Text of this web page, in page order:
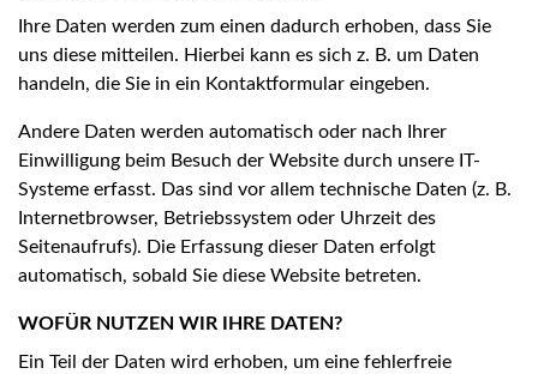
Ihre Daten werden zum einen dadurch erhoben, dass Sie
uns diese mitteilen. Hierbei kann es sich z. B. um Daten
handeln, die Sie in ein Kontaktformular eingeben.
Andere Daten werden automatisch oder nach Ihrer
Einwilligung beim Besuch der Website durch unsere IT-
Systeme erfasst. Das sind vor allem technische Daten (z. B.
Internetbrowser, Betriebssystem oder Uhrzeit des
Seitenaufrufs). Die Erfassung dieser Daten erfolgt
automatisch, sobald Sie diese Website betreten.
WOFÜR NUTZEN WIR IHRE DATEN?
Ein Teil der Daten wird erhoben, um eine fehlerfreie